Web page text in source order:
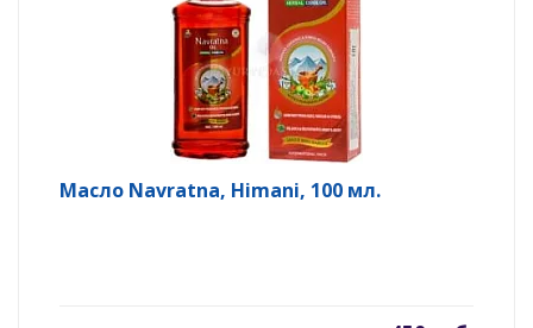
Масло Navratna, Himani, 100 мл.